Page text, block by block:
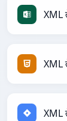
XML
XML
XML